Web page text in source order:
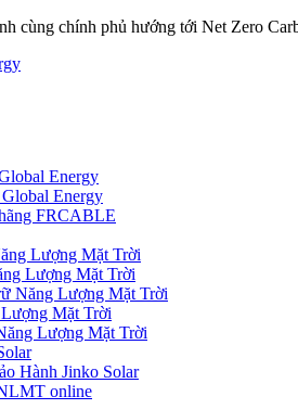
cùng chính phủ hướng tới Net Zero
Energy
Energy
FRCABLE
Lượng Mặt Trời
Lượng Mặt Trời
Năng Lượng Mặt Trời
Mặt Trời
Lượng Mặt Trời
Hành Jinko Solar
online